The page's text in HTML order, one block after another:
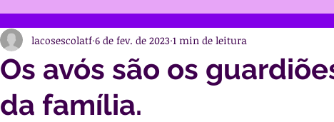
Os avós são os
da família.
lacosescolatf 6 de fev. de 2023 1 min de leitura